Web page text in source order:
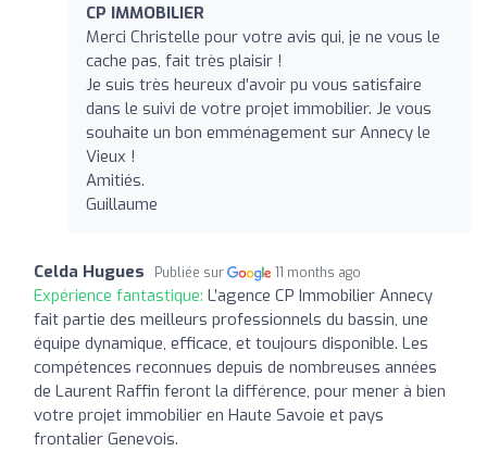
CP IMMOBILIER
Merci Christelle pour votre avis qui, je ne vous le
cache pas, fait très plaisir !
Je suis très heureux d’avoir pu vous satisfaire
dans le suivi de votre projet immobilier. Je vous
souhaite un bon emménagement sur Annecy le
Vieux !
Amitiés.
Guillaume
Celda Hugues Publiée sur 11 months ago
Expérience fantastique: L’agence CP Immobilier Annecy
fait partie des meilleurs professionnels du bassin, une
équipe dynamique, efficace, et toujours disponible. Les
compétences reconnues depuis de nombreuses années
de Laurent Raffin feront la différence, pour mener à bien
votre projet immobilier en Haute Savoie et pays
frontalier Genevois.